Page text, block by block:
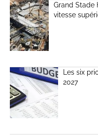
Grand Stade
vitesse
Les six
2027